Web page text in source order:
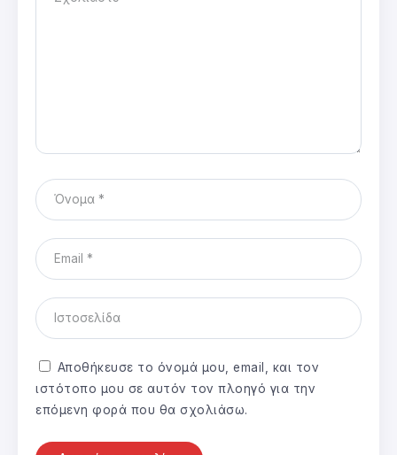
Αποθήκευσε το όνομά μου, email, και τον
ιστότοπο μου σε αυτόν τον πλοηγό για την
επόμενη φορά που θα σχολιάσω.